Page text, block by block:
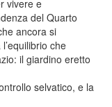
vivere e
del Quarto
ancora si
che
il giardino eretto
selvatico, e la